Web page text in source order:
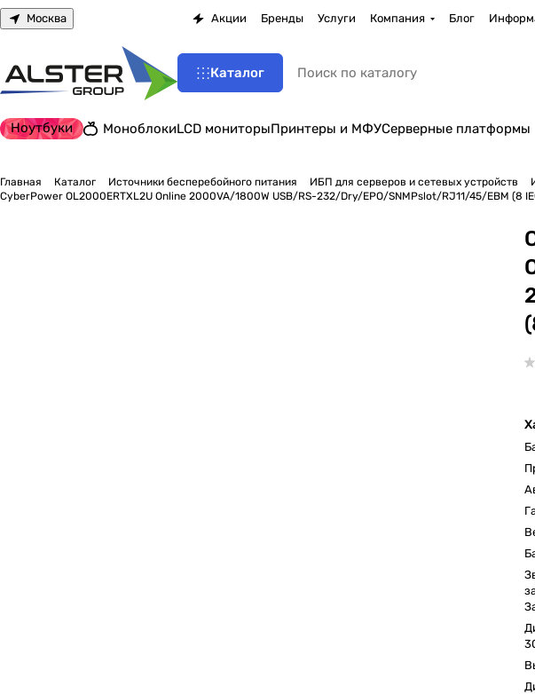
Москва Акции Бренды Услуги Компания Блог
Каталог
Ноутбуки МоноблокиLCD мониторыПринтеры и МФУСерверные платформы
Главная Каталог Источники бесперебойного питания ИБП для серверов и сетевых устройств
CyberPower OL2000ERTXL2U Online 2000VA/1800W USB/RS-232/Dry/EPO/SNMPslot/RJ11/45/EBM (8